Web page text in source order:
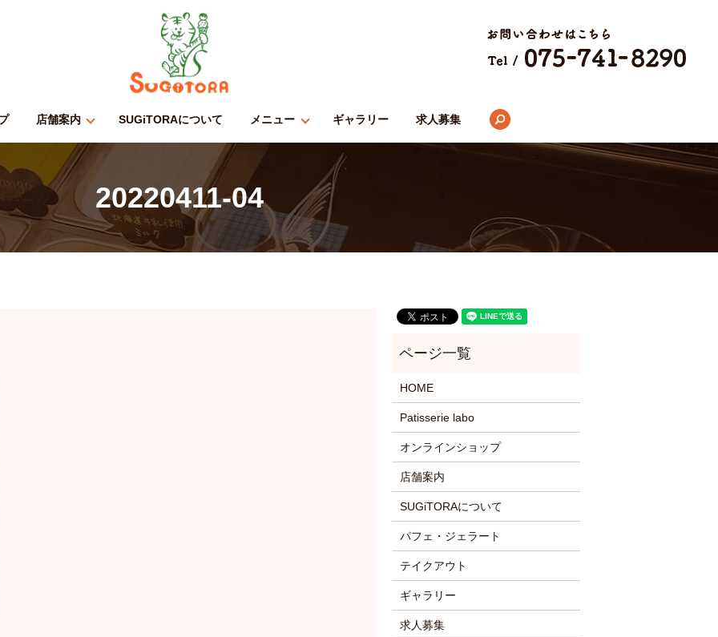
店舗案内 SUGiTORAについて メニュー ギャラリー 求人募集
20220411-04
HOME
Patisserie labo
オンラインショップ
店舗案内
SUGiTORAについて
パフェ・ジェラート
テイクアウト
ギャラリー
求人募集